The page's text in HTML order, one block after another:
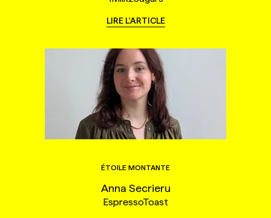
LIRE L'ARTICLE
ÉTOILE MONTANTE
Anna Secrieru
EspressoToast